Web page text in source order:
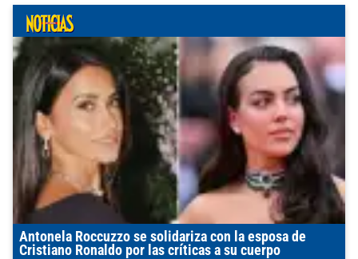
Antonela Roccuzzo se solidariza con la esposa de
Cristiano Ronaldo por las críticas a su cuerpo